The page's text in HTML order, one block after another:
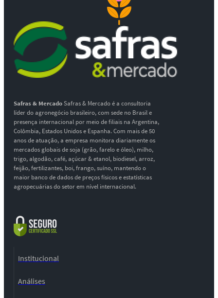
Safras & MercadoSafras & Mercado é a consultoria
líder do agronegócio brasileiro, com sede no Brasil e
presença internacional por meio de filiais na Argentina,
Colômbia, Estados Unidos e Espanha. Com mais de 50
anos de atuação, a empresa monitora diariamente os
mercados globais de soja (grão, farelo e óleo), milho,
trigo, algodão, café, açúcar & etanol, biodiesel, arroz,
feijão, fertilizantes, boi, frango, suíno, mantendo o
maior banco de dados de preços físicos e estatísticas
agropecuárias do setor em nível internacional.
Institucional
Análises